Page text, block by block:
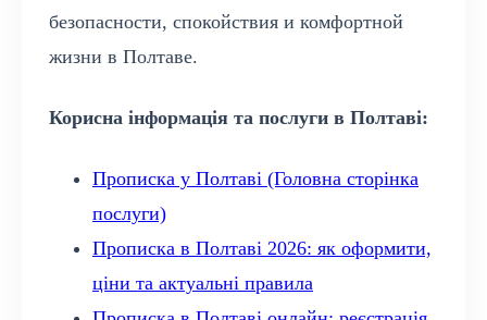
безопасности, спокойствия и комфортной
жизни в Полтаве.
Корисна інформація та послуги в Полтаві:
Прописка у Полтаві (Головна сторінка
послуги)
Прописка в Полтаві 2026: як оформити,
ціни та актуальні правила